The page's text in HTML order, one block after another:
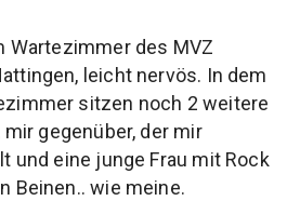
Wartezimmer des MVZ
leicht nervös. In dem
sitzen noch 2 weitere
mir gegenüber, der mir
und eine junge Frau mit Rock
Beinen.. wie meine.